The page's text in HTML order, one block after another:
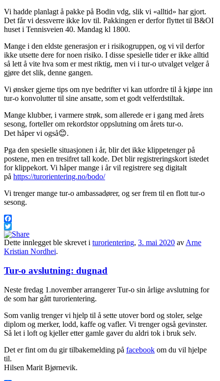
Vi hadde planlagt å pakke på Bodin vdg, slik vi «alltid» har gjort.
Det får vi dessverre ikke lov til. Pakkingen er derfor flyttet til B&OI
huset i Tennisveien 40. Mandag kl 1800.
Mange i den eldste generasjon er i risikogruppen, og vi vil derfor
ikke utsette dere for noen risiko. I disse spesielle tider er ikke alltid
så lett å vite hva som er mest riktig, men vi i tur-o utvalget velger å
gjøre det slik, denne gangen.
Vi ønsker gjerne tips om nye bedrifter vi kan utfordre til å kjøpe inn
tur-o konvolutter til sine ansatte, som et godt velferdstiltak.
Mange klubber, i varmere strøk, som allerede er i gang med årets
sesong, forteller om rekordstor oppslutning om årets tur-o.
Det håper vi også😊.
Pga den spesielle situasjonen i år, blir det ikke klippetenger på
postene, men en tresifret tall kode. Det blir registreringskort istedet
for klippekort. Vi håper mange i år vil registrere seg digitalt
på https://turorientering.no/bodo/
Vi trenger mange tur-o ambassadører, og ser frem til en flott tur-o
sesong.
Facebook
Twitter
Dette innlegget ble skrevet i turorientering, 3. mai 2020 avArne
Kristian Nordhei.
Tur-o avslutning: dugnad
Neste fredag 1.november arrangerer Tur-o sin årlige avslutning for
de som har gått turorientering.
Som vanlig trenger vi hjelp til å sette utover bord og stoler, selge
diplom og merker, lodd, kaffe og vafler. Vi trenger også gevinster.
Så let i loft og kjeller etter gamle gaver du aldri tok i bruk selv.
Det er fint om du gir tilbakemelding på facebook om du vil hjelpe
til.
Hilsen Marit Bjørnevik.